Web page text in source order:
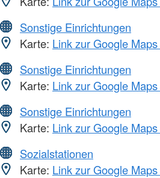
Sonstige Einrichtungen
Karte: Link zur Google
Sonstige Einrichtungen
Karte: Link zur Google
Sonstige Einrichtungen
Karte: Link zur Google
Sozialstationen
Karte: Link zur Google